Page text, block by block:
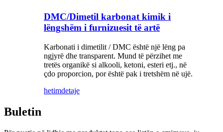
DMC/Dimetil karbonat kimik i
lëngshëm i furnizuesit të artë
Karbonati i dimetilit / DMC është një lëng pa
ngjyrë dhe transparent. Mund të përzihet me
tretës organikë si alkooli, ketoni, esteri etj., në
çdo proporcion, por është pak i tretshëm në ujë.
hetimdetaje
Buletin